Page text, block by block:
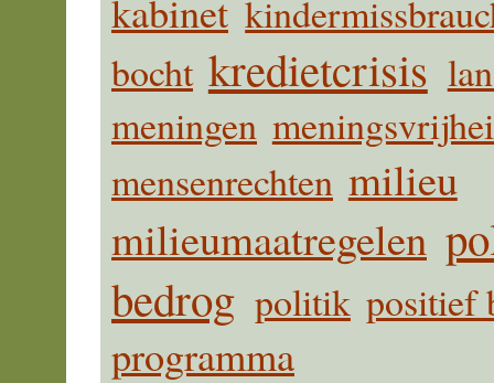
kabinet
bocht kredietcrisis
meningen
mensenrechten milieu
milieumaatregelen
bedrog politik positief
programma